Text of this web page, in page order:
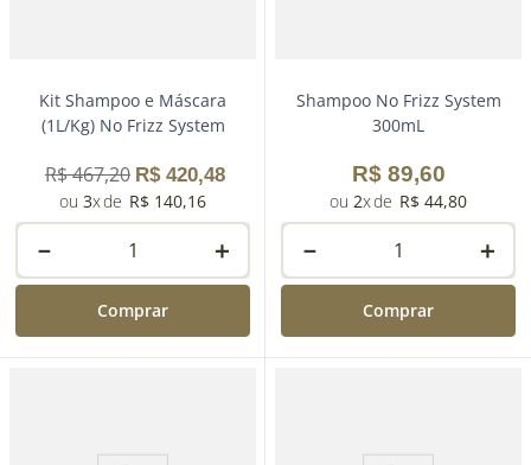
Kit Shampoo e Máscara
(1L/Kg) No Frizz System
R$467,20 R$ 420,48
3
R$ 140,16
＋
－
Comprar
Shampoo No Frizz System
300mL
R$ 89,60
2 R$ 44,80
＋
－
Comprar